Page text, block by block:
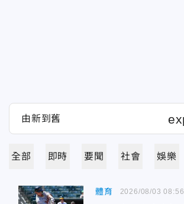
全部 即時 要聞 社會 娛樂
體育 2026/08/03 08:56